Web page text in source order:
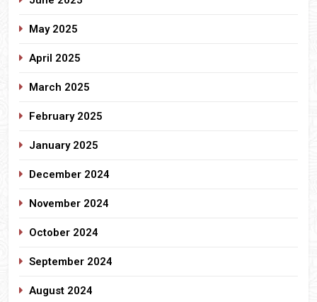
May 2025
April 2025
March 2025
February 2025
January 2025
December 2024
November 2024
October 2024
September 2024
August 2024